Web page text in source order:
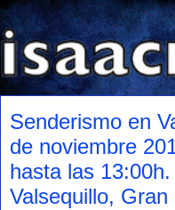
Senderismo en
de noviembre
hasta las
Valsequillo, Gran